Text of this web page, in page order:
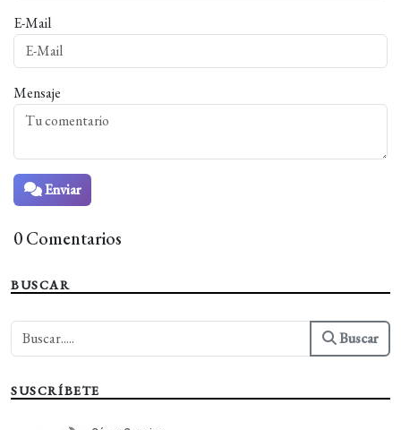
E-Mail
Mensaje
Enviar
0 Comentarios
BUSCAR
Buscar
SUSCRÍBETE